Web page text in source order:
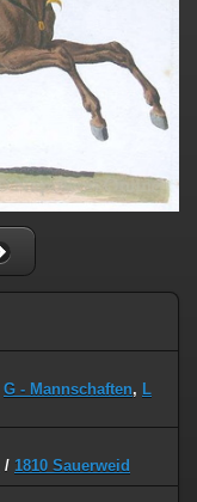
G - Mannschaften, L
/ 1810 Sauerweid